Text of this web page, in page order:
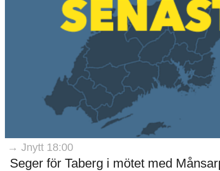
→ Jnytt 18:00
Seger för Taberg i mötet med